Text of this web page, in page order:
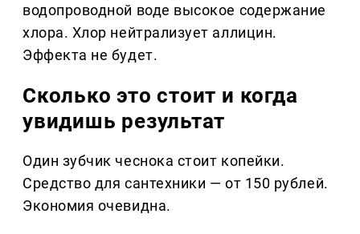
водопроводной воде высокое содержание
хлора. Хлор нейтрализует аллицин.
Эффекта не будет.
Сколько это стоит и когда
увидишь результат
Один зубчик чеснока стоит копейки.
Средство для сантехники — от 150 рублей.
Экономия очевидна.